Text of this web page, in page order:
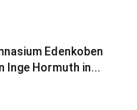
Edenkoben
Inge Hormuth in...